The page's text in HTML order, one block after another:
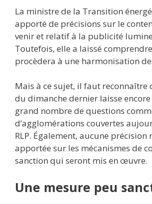
La ministre de la Transition
apporté de précisions sur le
venir et relatif à la publicité
Toutefois, elle a laissé
procèdera à une harmonisation
Mais à ce sujet, il faut reconnaître
du dimanche dernier laisse
grand nombre de questions
d’agglomérations couvertes
RLP. Également, aucune précision
apportée sur les mécanismes de
sanction qui seront mis en œuvre.
Une mesure peu